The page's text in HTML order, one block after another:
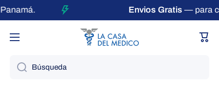
Ir directamente al contenido Envios Gratis— para
Búsqueda